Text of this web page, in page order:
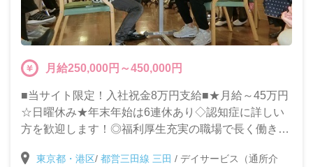
月給250,000円～450,000円
■当サイト限定！入社祝金8万円支給■★月給～45万円
☆日曜休み★年末年始は6連休あり◇認知症に詳しい
方を歓迎します！◎福利厚生充実の職場で長く働きま
東京都・港区/ 都営三田線 三田 / デイサービス（通所介